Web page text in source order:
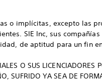
o implícitas, excepto las
SIE Inc, sus
de aptitud para un fin
O SUS LICENCIADORES
SUFRIDO YA SEA DE